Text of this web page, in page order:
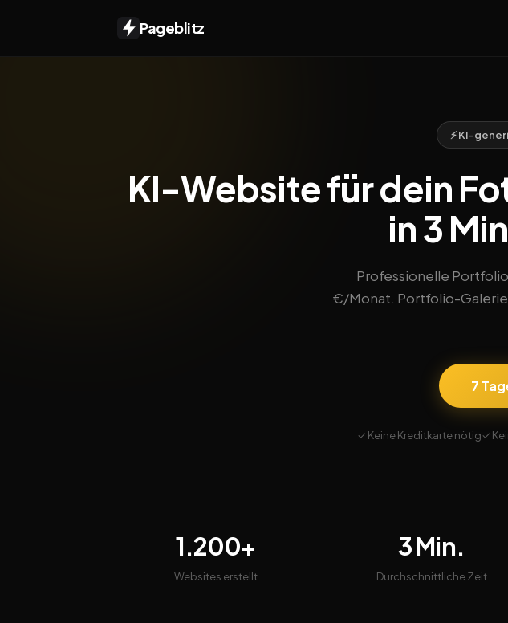
Pageblitz
⚡ KI-
KI-Website für dein
in 3
Professionelle
€/Monat. Portfolio-
7
✓ Keine Kreditkarte nötig✓
1.200+
Websites erstellt
3 Min.
Durchschnittliche Zeit